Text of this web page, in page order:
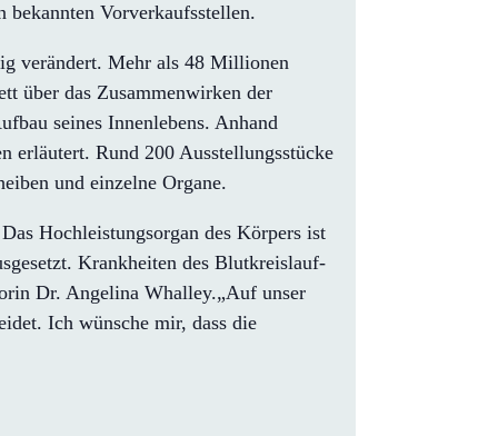
bekannten Vorverkaufsstellen.
verändert. Mehr als 48 Millionen
über das Zusammenwirken der
seines Innenlebens. Anhand
erläutert. Rund 200 Ausstellungsstücke
und einzelne Organe.
Hochleistungsorgan des Körpers ist
Krankheiten des Blutkreislauf-
Dr. Angelina Whalley.„Auf unser
Ich wünsche mir, dass die